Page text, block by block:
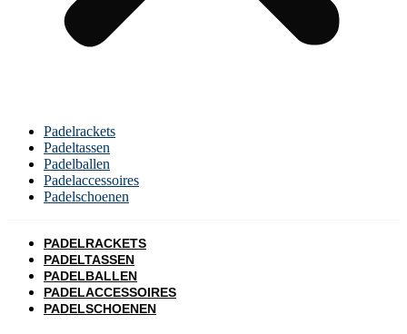
Padelrackets
Padeltassen
Padelballen
Padelaccessoires
Padelschoenen
PADELRACKETS
PADELTASSEN
PADELBALLEN
PADELACCESSOIRES
PADELSCHOENEN